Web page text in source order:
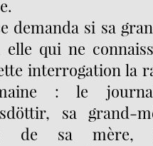
demanda si sa
qui ne
interrogation la
: le
sa grand-
de sa mère,